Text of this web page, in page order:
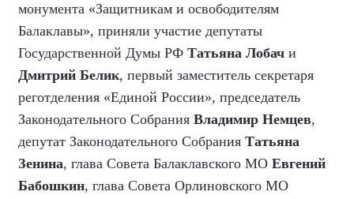
монумента «Защитникам и освободителям
Балаклавы», приняли участие депутаты
Государственной Думы РФ Татьяна Лобач и
Дмитрий Белик, первый заместитель секретаря
реготделения «Единой России», председатель
Законодательного Собрания Владимир Немцев,
депутат Законодательного Собрания Татьяна
Зенина, глава Совета Балаклавского МО Евгений
Бабошкин, глава Совета Орлиновского МО